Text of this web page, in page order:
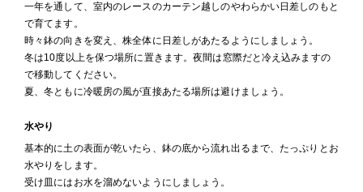
一年を通して、室内のレースのカーテン越しのやわらかい日差しのもと
で育てます。
時々鉢の向きを変え、株全体に日差しがあたるようにしましょう。
冬は10度以上を保つ場所に置きます。夜間は窓際だと冷え込みますの
で移動してください。
夏、冬ともに冷暖房の風が直接あたる場所は避けましょう。
水やり
基本的に土の表面が乾いたら、鉢の底から流れ出るまで、たっぷりとお
水やりをします。
受け皿にはお水を溜めないようにしましょう。